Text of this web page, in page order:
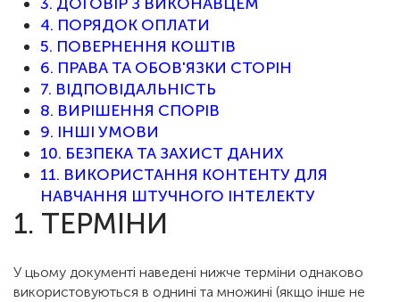
4. ПОРЯДОК ОПЛАТИ
5. ПОВЕРНЕННЯ КОШТІВ
6. ПРАВА ТА ОБОВ'ЯЗКИ СТОРІН
7. ВІДПОВІДАЛЬНІСТЬ
8. ВИРІШЕННЯ СПОРІВ
9. ІНШІ УМОВИ
10. БЕЗПЕКА ТА ЗАХИСТ ДАНИХ
11. ВИКОРИСТАННЯ КОНТЕНТУ ДЛЯ
НАВЧАННЯ ШТУЧНОГО ІНТЕЛЕКТУ
1. ТЕРМІНИ
У цьому документі наведені нижче терміни однаково
використовуються в однині та множині (якщо інше не